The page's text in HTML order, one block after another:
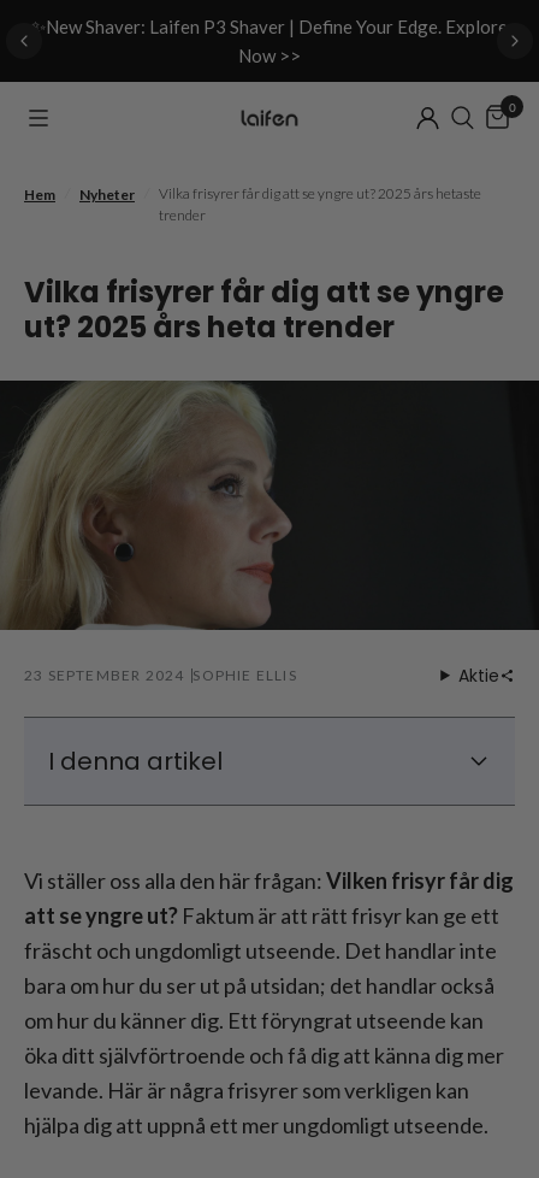
✨New Shaver: Laifen P3 Shaver | Define Your Edge. Explore
Now >>
0
Hem Nyheter
Vilka frisyrer får dig att se yngre ut? 2025 års hetaste
trender
Vilka frisyrer får dig att se yngre
ut? 2025 års heta trender
23 SEPTEMBER 2024 SOPHIE ELLIS Aktie
I denna artikel
Vilken frisyr får dig att se yngre ut efter 50?
Vilka frisyrer får dig att se yngre ut när du
åldras?
Vi ställer oss alla den här frågan:Vilken frisyr får dig
att se yngre ut? Faktum är att rätt frisyr kan ge ett
fräscht och ungdomligt utseende. Det handlar inte
bara om hur du ser ut på utsidan; det handlar också
om hur du känner dig. Ett föryngrat utseende kan
öka ditt självförtroende och få dig att känna dig mer
levande. Här är några frisyrer som verkligen kan
hjälpa dig att uppnå ett mer ungdomligt utseende.